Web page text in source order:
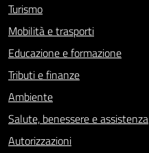
Turismo
Mobilità e trasporti
Educazione e formazione
Tributi e finanze
Ambiente
Salute, benessere e assistenza
Autorizzazioni